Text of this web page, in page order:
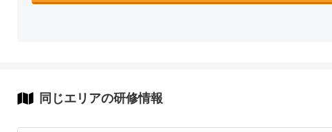
同じエリアの研修情報